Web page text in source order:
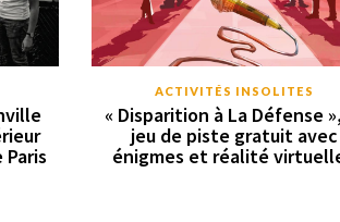
ACTIVITÉS INSOLITES
« Disparition à La Défense
jeu de piste gratuit avec
énigmes et réalité